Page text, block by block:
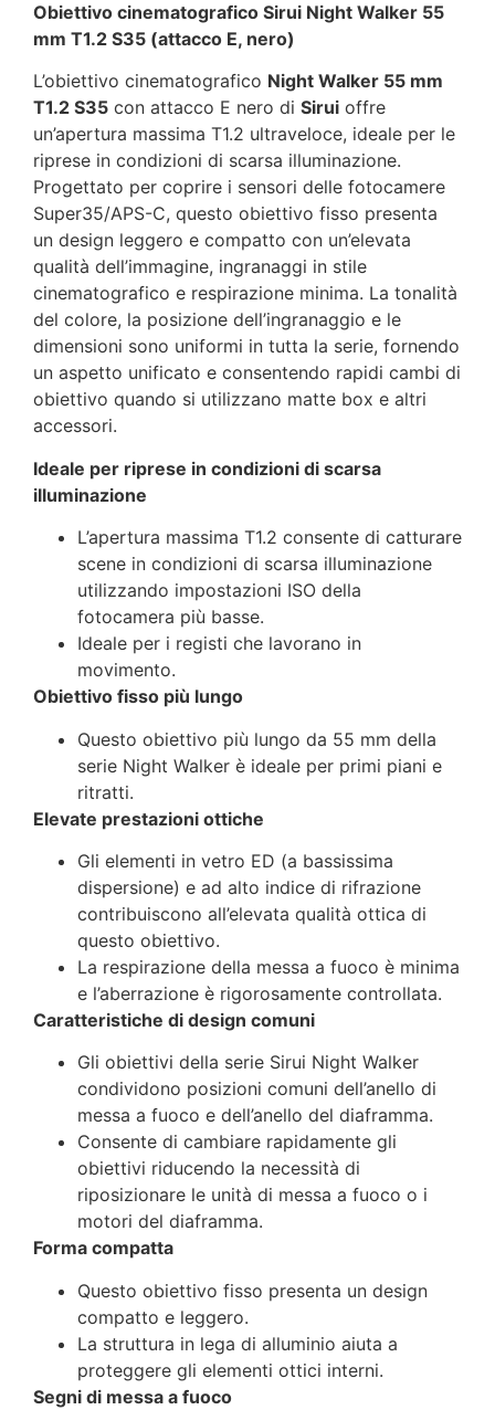
Obiettivo cinematografico Sirui Night Walker 55
mm T1.2 S35 (attacco E, nero)
L’obiettivo cinematografico Night Walker 55 mm
T1.2 S35 con attacco E nero di Sirui offre
un’apertura massima T1.2 ultraveloce, ideale per le
riprese in condizioni di scarsa illuminazione.
Progettato per coprire i sensori delle fotocamere
Super35/APS-C, questo obiettivo fisso presenta
un design leggero e compatto con un’elevata
qualità dell’immagine, ingranaggi in stile
cinematografico e respirazione minima. La tonalità
del colore, la posizione dell’ingranaggio e le
dimensioni sono uniformi in tutta la serie, fornendo
un aspetto unificato e consentendo rapidi cambi di
obiettivo quando si utilizzano matte box e altri
accessori.
Ideale per riprese in condizioni di scarsa
illuminazione
L’apertura massima T1.2 consente di catturare
scene in condizioni di scarsa illuminazione
utilizzando impostazioni ISO della
fotocamera più basse.
Ideale per i registi che lavorano in
movimento.
Obiettivo fisso più lungo
Questo obiettivo più lungo da 55 mm della
serie Night Walker è ideale per primi piani e
ritratti.
Elevate prestazioni ottiche
Gli elementi in vetro ED (a bassissima
dispersione) e ad alto indice di rifrazione
contribuiscono all’elevata qualità ottica di
questo obiettivo.
La respirazione della messa a fuoco è minima
e l’aberrazione è rigorosamente controllata.
Caratteristiche di design comuni
Gli obiettivi della serie Sirui Night Walker
condividono posizioni comuni dell’anello di
messa a fuoco e dell’anello del diaframma.
Consente di cambiare rapidamente gli
obiettivi riducendo la necessità di
riposizionare le unità di messa a fuoco o i
motori del diaframma.
Forma compatta
Questo obiettivo fisso presenta un design
compatto e leggero.
La struttura in lega di alluminio aiuta a
proteggere gli elementi ottici interni.
Segni di messa a fuoco